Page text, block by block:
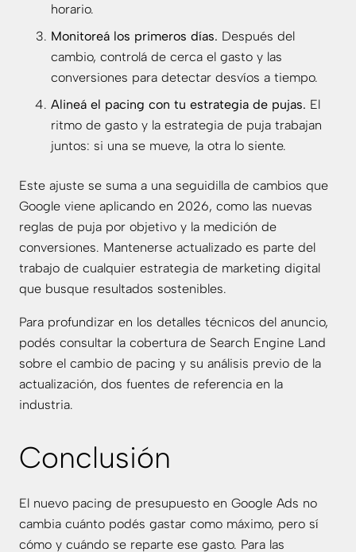
horario.
Monitoreá los primeros días. Después del
cambio, controlá de cerca el gasto y las
conversiones para detectar desvíos a tiempo.
Alineá el pacing con tu estrategia de pujas. El
ritmo de gasto y la estrategia de puja trabajan
juntos: si una se mueve, la otra lo siente.
Este ajuste se suma a una seguidilla de cambios que
Google viene aplicando en 2026, como las nuevas
reglas de puja por objetivo y la medición de
conversiones. Mantenerse actualizado es parte del
trabajo de cualquier estrategia de marketing digital
que busque resultados sostenibles.
Para profundizar en los detalles técnicos del anuncio,
podés consultar la cobertura de Search Engine Land
sobre el cambio de pacing y su análisis previo de la
actualización, dos fuentes de referencia en la
industria.
Conclusión
El nuevo pacing de presupuesto en Google Ads no
cambia cuánto podés gastar como máximo, pero sí
cómo y cuándo se reparte ese gasto. Para las